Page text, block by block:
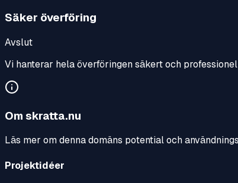
Säker överföring
Avslut
Vi hanterar hela överföringen säkert och
Om skratta.nu
Läs mer om denna domäns potential och
Projektidéer